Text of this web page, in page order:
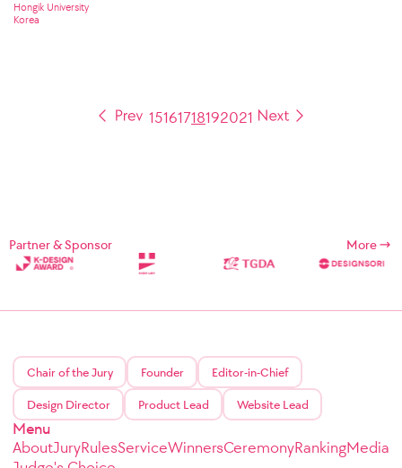
Hongik University
Korea
15161718192021
Partner & Sponsor More
Chair of the Jury Founder Editor-in-Chief
Design Director Product Lead Website Lead
Menu
AboutJuryRulesServiceWinnersCeremonyRankingMedia